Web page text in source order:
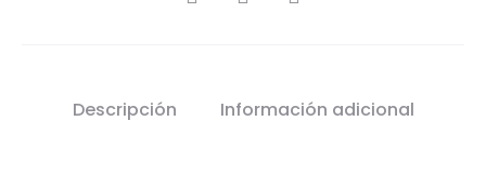
Descripción Información adicional